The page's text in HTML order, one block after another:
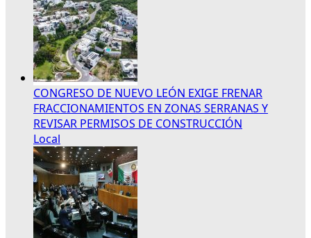
CONGRESO DE NUEVO LEÓN EXIGE FRENAR
FRACCIONAMIENTOS EN ZONAS SERRANAS Y
REVISAR PERMISOS DE CONSTRUCCIÓN
Local